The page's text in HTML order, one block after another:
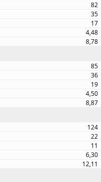
82
35
17
4,48
8,78
85
36
19
4,50
8,87
124
22
11
6,30
12,11